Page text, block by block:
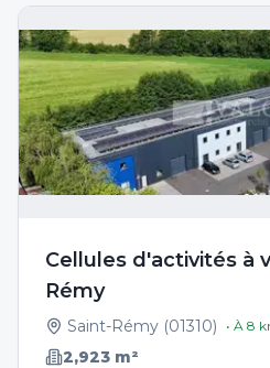
Cellules d'activités à
Rémy
Saint-Rémy (01310) • À 8
2,923 m²